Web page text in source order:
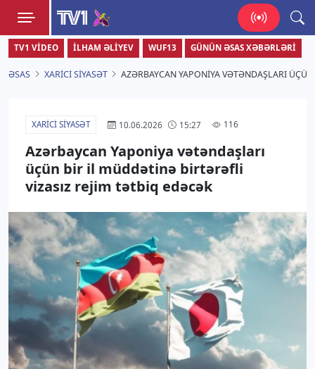
TV1
Zamanı bizimlə yaşa!
TV1 VIDEO İLHAM ƏLIYEV WUF13 GÜNÜN ƏSAS XƏBƏRLƏRI
ƏSAS XARICI SIYASƏT AZƏRBAYCAN YAPONIYA VƏTƏNDAŞLARI
XARICI SIYASƏT 10.06.2026 15:27 116
Azərbaycan Yaponiya vətəndaşları
üçün bir il müddətinə birtərəfli
vizasız rejim tətbiq edəcək